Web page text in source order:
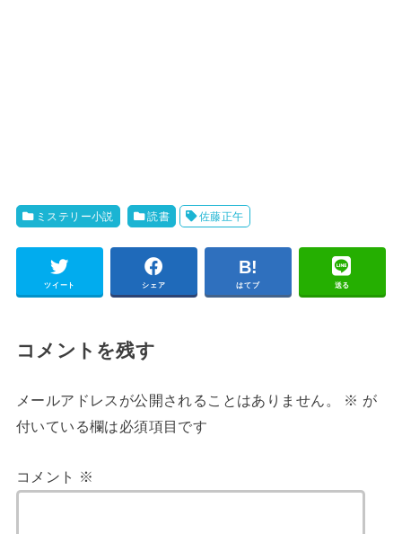
ミステリー小説 読書 佐藤正午
ツイート シェア はてブ 送る
コメントを残す
メールアドレスが公開されることはありません。 ※ が
付いている欄は必須項目です
コメント ※